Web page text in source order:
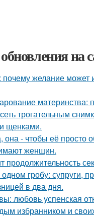
на
желание может
материнства:
трогательным
щенками.
она - чтобы её просто
женщин.
продолжительность
гробу: супруги,
в два дня.
любовь успенская
избранником и